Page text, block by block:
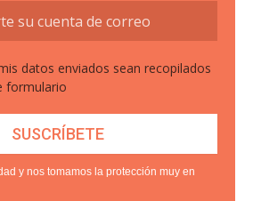
datos enviados sean recopilados
formulario
y nos tomamos la protección muy en